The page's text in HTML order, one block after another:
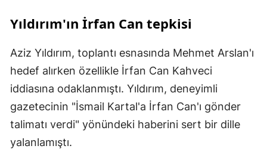
Yıldırım'ın İrfan Can tepkisi
Aziz Yıldırım, toplantı esnasında Mehmet Arslan'ı
hedef alırken özellikle İrfan Can Kahveci
iddiasına odaklanmıştı. Yıldırım, deneyimli
gazetecinin "İsmail Kartal'a İrfan Can'ı gönder
talimatı verdi" yönündeki haberini sert bir dille
yalanlamıştı.